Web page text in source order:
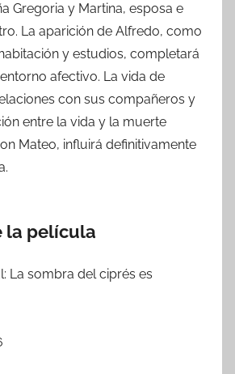
Gregoria y Martina, esposa e
La aparición de Alfredo, como
y estudios, completará
afectivo. La vida de
con sus compañeros y
entre la vida y la muerte
Mateo, influirá definitivamente
la película
La sombra del ciprés es